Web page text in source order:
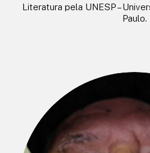
Literatura pela UNESP –
Paulo.